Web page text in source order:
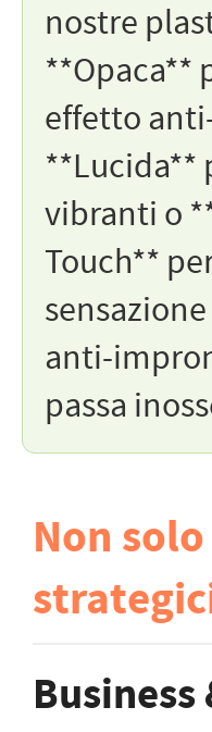
nostre
**Opaca**
effetto
**Lucida**
vibranti o
Touch**
anti-
passa
Non